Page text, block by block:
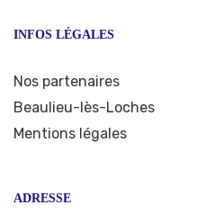
INFOS LÉGALES
Nos partenaires
Beaulieu-lès-Loches
Mentions légales
ADRESSE